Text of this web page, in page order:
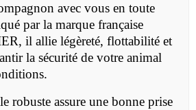
avec vous en toute
par la marque française
il allie légèreté, flottabilité et
la sécurité de votre animal
robuste assure une bonne prise